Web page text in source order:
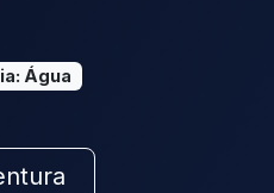
: Água